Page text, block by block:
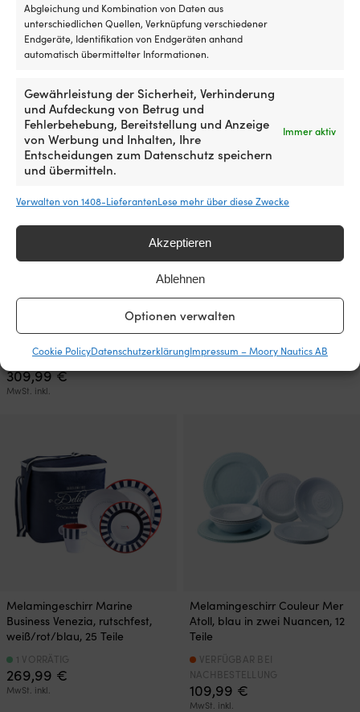
Abgleichung und Kombination von Daten aus
unterschiedlichen Quellen, Verknüpfung verschiedener
Endgeräte, Identifikation von Endgeräten anhand
automatisch übermittelter Informationen.
Gewährleistung der Sicherheit, Verhinderung
und Aufdeckung von Betrug und
Fehlerbehebung, Bereitstellung und Anzeige
von Werbung und Inhalten, Ihre
Entscheidungen zum Datenschutz speichern
und übermitteln.
Immer aktiv
Verwalten von 1408-LieferantenLese mehr über diese Zwecke
Akzeptieren
Ablehnen
Optionen verwalten
Cookie PolicyDatenschutzerklärungImpressum – Moory Nautics AB
179,99€
MwSt. inkl.
Melamingeschirr Marine
Business Harmony Acqua,
türkis, 25 Teile
309,99€
MwSt. inkl.
3 VORRÄTIG
Melamingeschirr Marine
Business Welcome On Board,
non-slip, weiß/blau, 17-teilig
219,99
MwSt. inkl.
1 VORRÄTIG
Melamingeschirr Marine
Business Venezia, rutschfest,
weiß/rot/blau, 25 Teile
269,99 €
MwSt. inkl.
1 VORRÄTIG
Melamingeschirr Couleur Mer
Atoll, blau in zwei Nuancen, 12
Teile
109,99 €
MwSt. inkl.
VERFÜGBAR BEI
NACHBESTELLUNG